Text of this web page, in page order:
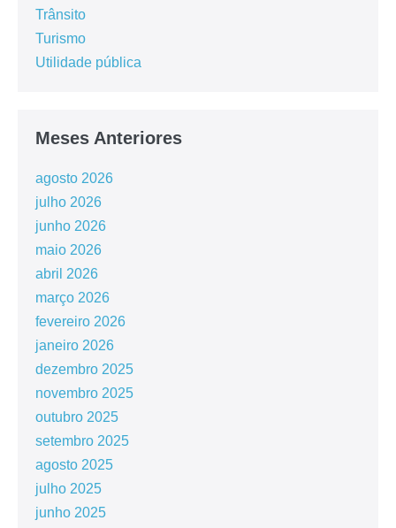
Trânsito
Turismo
Utilidade pública
Meses Anteriores
agosto 2026
julho 2026
junho 2026
maio 2026
abril 2026
março 2026
fevereiro 2026
janeiro 2026
dezembro 2025
novembro 2025
outubro 2025
setembro 2025
agosto 2025
julho 2025
junho 2025